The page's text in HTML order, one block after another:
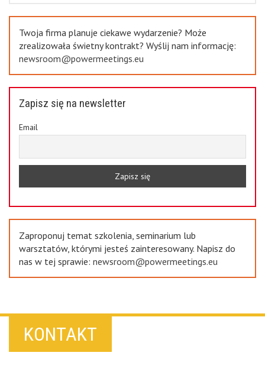
Twoja firma planuje ciekawe wydarzenie? Może
zrealizowała świetny kontrakt? Wyślij nam informację:
newsroom@powermeetings.eu
Zapisz się na newsletter
Email
Zaproponuj temat szkolenia, seminarium lub
warsztatów, którymi jesteś zainteresowany. Napisz do
nas w tej sprawie: newsroom@powermeetings.eu
KONTAKT